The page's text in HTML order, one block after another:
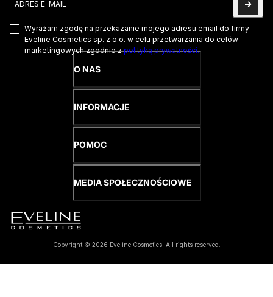
Wyrażam zgodę na przekazanie mojego adresu email do firmy
Eveline Cosmetics sp. z o.o. w celu przetwarzania do celów
marketingowych zgodnie zpolityką prywatności.
O NAS
INFORMACJE
POMOC
MEDIA SPOŁECZNOŚCIOWE
Copyright © 2026 Eveline Cosmetics. All rights reserved.